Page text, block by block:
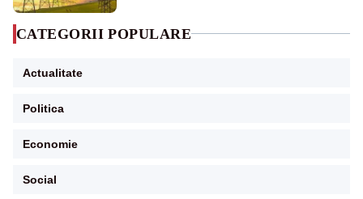
CATEGORII POPULARE
Actualitate
Politica
Economie
Social